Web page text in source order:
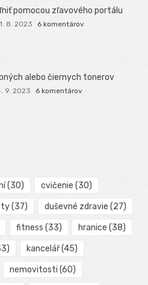
pomocou zľavového portálu
8. 2023 6 komentárov
alebo čiernych tonerov
9. 2023 6 komentárov
(30) cvičenie (30)
(37) duševné zdravie (27)
fitness (33) hranice (38)
kancelář(45)
nemovitosti (60)